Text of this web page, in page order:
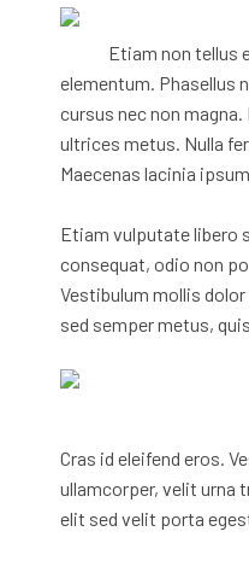
Etiam non tellus
elementum. Phasellus
cursus nec non
ultrices metus. Nulla
Maecenas lacinia
Etiam vulputate libero
consequat, odio non
Vestibulum mollis
sed semper metus,
Cras id eleifend eros.
ullamcorper, velit urna
elit sed velit porta